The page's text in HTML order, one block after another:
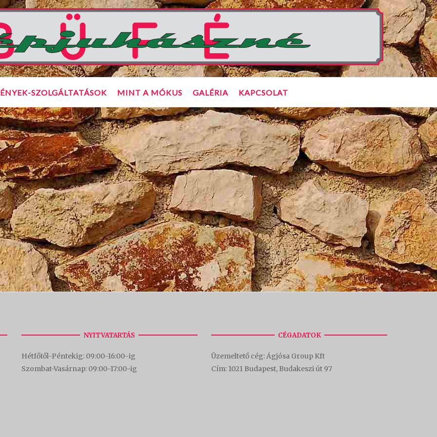
SZOLGÁLTATÁSOK MINT A MÓKUS GALÉRIA KAPCSOLAT
NYITVATARTÁS
Hétfőtől-Péntekig: 09:00-16:00-ig
Szombat-Vasárnap: 09:00-17:00-ig
CÉGADATOK
Üzemeltető cég: Ágjósa Group Kft
Cím: 1021 Budapest, Budakeszi út 97